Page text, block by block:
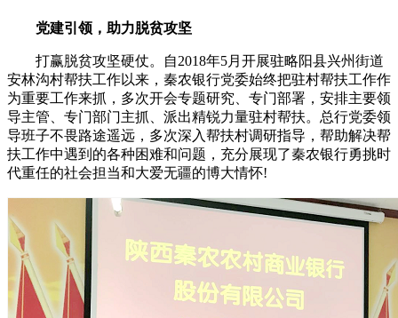
党建引领，助力脱贫攻坚
打赢脱贫攻坚硬仗。自2018年5月开展驻略阳县兴州街道
安林沟村帮扶工作以来，秦农银行党委始终把驻村帮扶工作作
为重要工作来抓，多次开会专题研究、专门部署，安排主要领
导主管、专门部门主抓、派出精锐力量驻村帮扶。总行党委领
导班子不畏路途遥远，多次深入帮扶村调研指导，帮助解决帮
扶工作中遇到的各种困难和问题，充分展现了秦农银行勇挑时
代重任的社会担当和大爱无疆的博大情怀!